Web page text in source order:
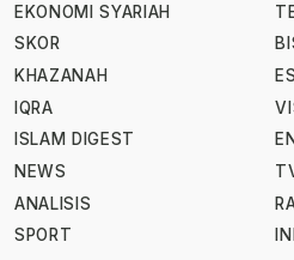
EKONOMI SYARIAH
SKOR
KHAZANAH
IQRA
ISLAM DIGEST
NEWS
ANALISIS
SPORT